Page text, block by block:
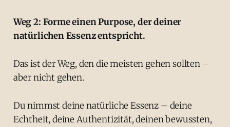
Weg 2: Forme einen Purpose, der deiner
natürlichen Essenz entspricht.
Das ist der Weg, den die meisten gehen sollten –
aber nicht gehen.
Du nimmst deine natürliche Essenz – deine
Echtheit, deine Authentizität, deinen bewussten,